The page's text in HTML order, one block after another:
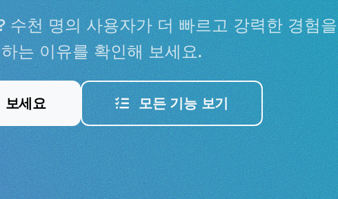
천 명의 사용자가 더 빠르고 강력한 경험을
는 이유를 확인해 보세요.
보세요 모든 기능 보기